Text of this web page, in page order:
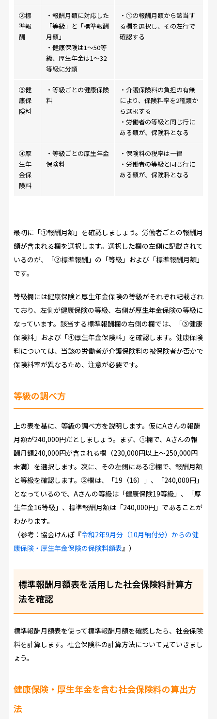
②標
準報
酬
・報酬月額に対応した
「等級」と「標準報酬
月額」
・健康保険は1～50等
級、厚生年金は1～32
等級に分類
・①の報酬月額から該当す
る欄を選択し、その左行で
確認する
③健
康保
険料
・等級ごとの健康保険
料
・介護保険料の負担の有無
により、保険料率を2種類か
ら選択する
・労働者の等級と同じ行に
ある額が、保険料となる
④厚
生年
金保
険料
・等級ごとの厚生年金
保険料
・保険料の税率は一律
・労働者の等級と同じ行に
ある額が、保険料となる
最初に「①報酬月額」を確認しましょう。労働者ごとの報酬月
額が含まれる欄を選択します。選択した欄の左側に記載されて
いるのが、「②標準報酬」の「等級」および「標準報酬月額」
です。
等級欄には健康保険と厚生年金保険の等級がそれぞれ記載され
ており、左側が健康保険の等級、右側が厚生年金保険の等級に
なっています。該当する標準報酬欄の右側の欄では、「③健康
保険料」および「④厚生年金保険料」を確認します。健康保険
料については、当該の労働者が介護保険料の被保険者か否かで
保険料率が異なるため、注意が必要です。
等級の調べ方
上の表を基に、等級の調べ方を説明します。仮にAさんの報酬
月額が240,000円だとしましょう。まず、①欄で、Aさんの報
酬月額240,000円が含まれる欄（230,000円以上～250,000円
未満）を選択します。次に、その左側にある②欄で、報酬月額
と等級を確認します。②欄は、「19（16）」、「240,000円」
となっているので、Aさんの等級は「健康保険19等級」、「厚
生年金16等級」、標準報酬月額は「240,000円」であることが
わかります。
（参考：協会けんぽ『令和2年9月分（10月納付分）からの健
康保険・厚生年金保険の保険料額表』）
標準報酬月額表を活用した社会保険料計算方
法を確認
標準報酬月額表を使って標準報酬月額を確認したら、社会保険
料を計算します。社会保険料の計算方法について見ていきまし
ょう。
健康保険・厚生年金を含む社会保険料の算出方
法